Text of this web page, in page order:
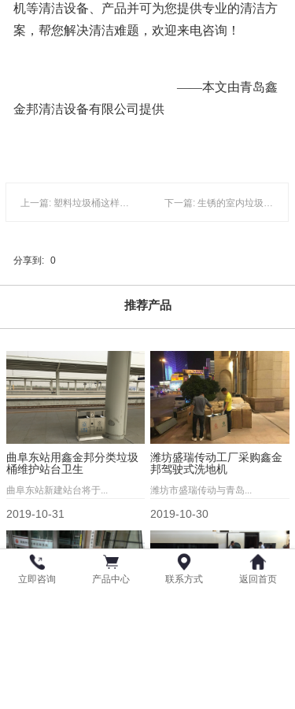
机等清洁设备、产品并可为您提供专业的清洁方
案，帮您解决清洁难题，欢迎来电咨询！
——本文由青岛鑫
金邦清洁设备有限公司提供
分享到: 0
推荐产品
曲阜东站用鑫金邦分类垃圾
桶维护站台卫生
曲阜东站新建站台将于...
2019-10-31
潍坊盛瑞传动工厂采购鑫金
邦驾驶式洗地机
潍坊市盛瑞传动与青岛...
2019-10-30
立即咨询 产品中心 联系方式 返回首页